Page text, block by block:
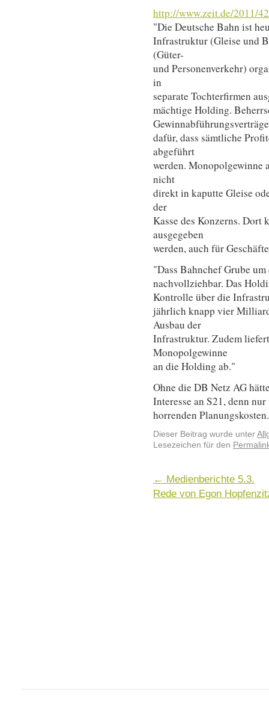
http://www.zeit.de/2011/
"Die Deutsche Bahn ist
Infrastruktur (Gleise und
(Güter-
und Personenverkehr)
in
separate Tochterfirmen
mächtige Holding.
dafür, dass sämtliche
abgeführt
werden. Monopolgewinne
nicht
direkt in kaputte Gleise
der
Kasse des Konzerns. Dort
ausgegeben
werden, auch für
"Dass Bahnchef Grube
nachvollziehbar. Das
Kontrolle über die
jährlich knapp vier
Ausbau der
Infrastruktur. Zudem
Monopolgewinne
an die Holding ab."
Ohne die DB Netz AG
Interesse an S21, denn
horrenden Planungskosten.
Dieser Beitrag wurde unter
Lesezeichen für den
← Medienberichte 5.3.
Rede von Egon